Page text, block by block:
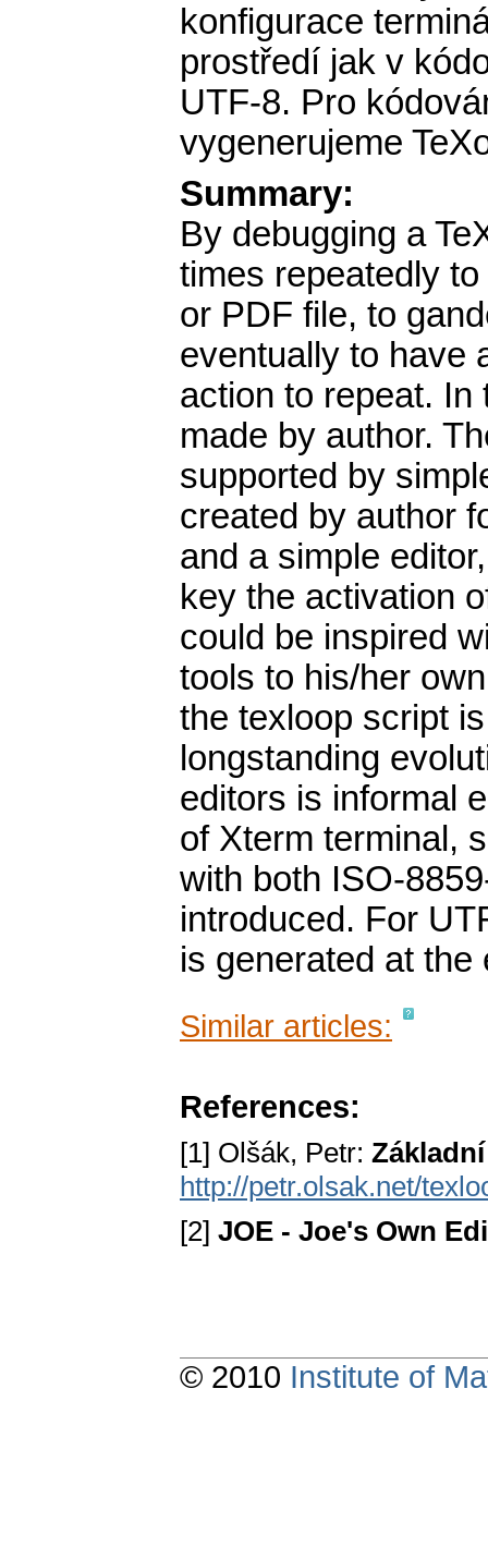
konfigurace
prostředí jak v
UTF-8. Pro
vygenerujeme
Summary:
By debugging a
times repeatedly
or PDF file, to
eventually to have
action to repeat.
made by author.
supported by
created by author
and a simple
key the activation
could be inspired
tools to his/her
the texloop script
longstanding
editors is informal
of Xterm terminal,
with both ISO-
introduced. For
is generated at the
Similar articles:
References:
[1] Olšák, Petr:
http://petr.olsak.net/
[2] JOE - Joe's Own
© 2010 Institute of